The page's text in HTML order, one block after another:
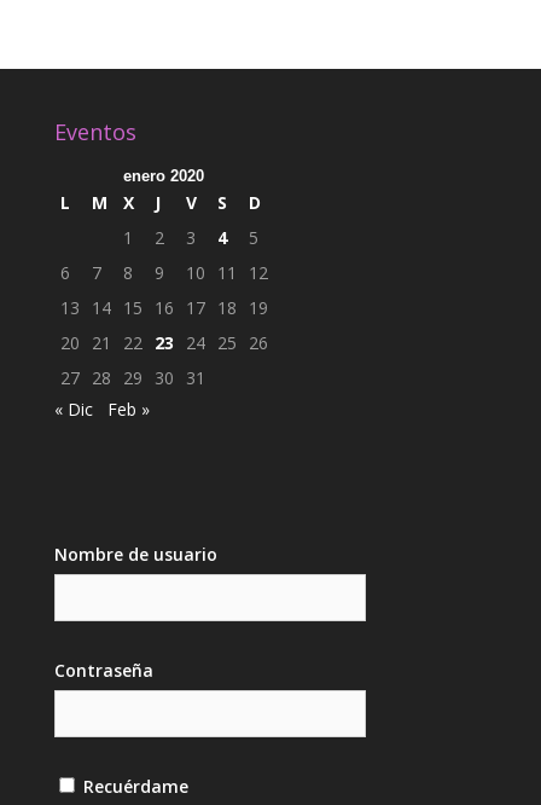
Eventos
enero 2020
L M X J V S
D
1
2 3 4
5
6
7 8 9 10 11
12
13
14 15 16 17 18
19
20
21 22 23 24 25
26
27 28 29 30
31
« Dic
Feb »
Nombre de usuario
Contraseña
Recuérdame